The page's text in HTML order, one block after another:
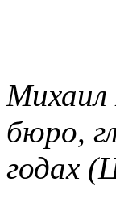
Михаил
бюро,
годах